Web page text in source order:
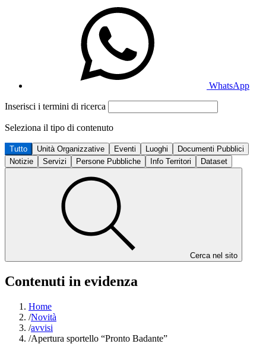
WhatsApp
Inserisci i termini di ricerca
Seleziona il tipo di contenuto
Tutto Unità Organizzative Eventi Luoghi
Documenti Pubblici
Notizie
Servizi Persone Pubbliche Info Territori Dataset
Cerca nel sito
Contenuti in evidenza
Home
/Novità
/avvisi
/Apertura sportello “Pronto Badante”